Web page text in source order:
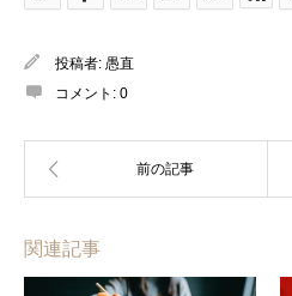
投稿者: 愚直
コメント: 0
関連記事